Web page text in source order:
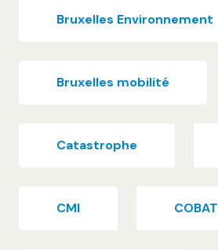
Bruxelles Environnement
Bruxelles mobilité
Catastrophe
CMI COBAT